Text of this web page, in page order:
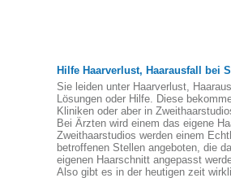
Hilfe Haarverlust, Haarausfall bei
Sie leiden unter Haarverlust,
Lösungen oder Hilfe. Diese
Kliniken oder aber in
Bei Ärzten wird einem das eigene
Zweithaarstudios werden einem
betroffenen Stellen angeboten, die
eigenen Haarschnitt angepasst
Also gibt es in der heutigen zeit